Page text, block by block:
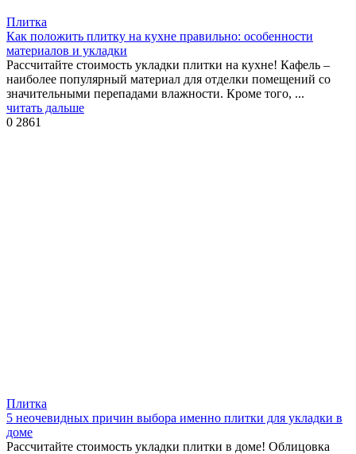
Плитка
Как положить плитку на кухне правильно: особенности
материалов и укладки
Рассчитайте стоимость укладки плитки на кухне! Кафель –
наиболее популярный материал для отделки помещений со
значительными перепадами влажности. Кроме того, ...
читать дальше
0 2861
Плитка
5 неочевидных причин выбора именно плитки для укладки в
доме
Рассчитайте стоимость укладки плитки в доме! Облицовка